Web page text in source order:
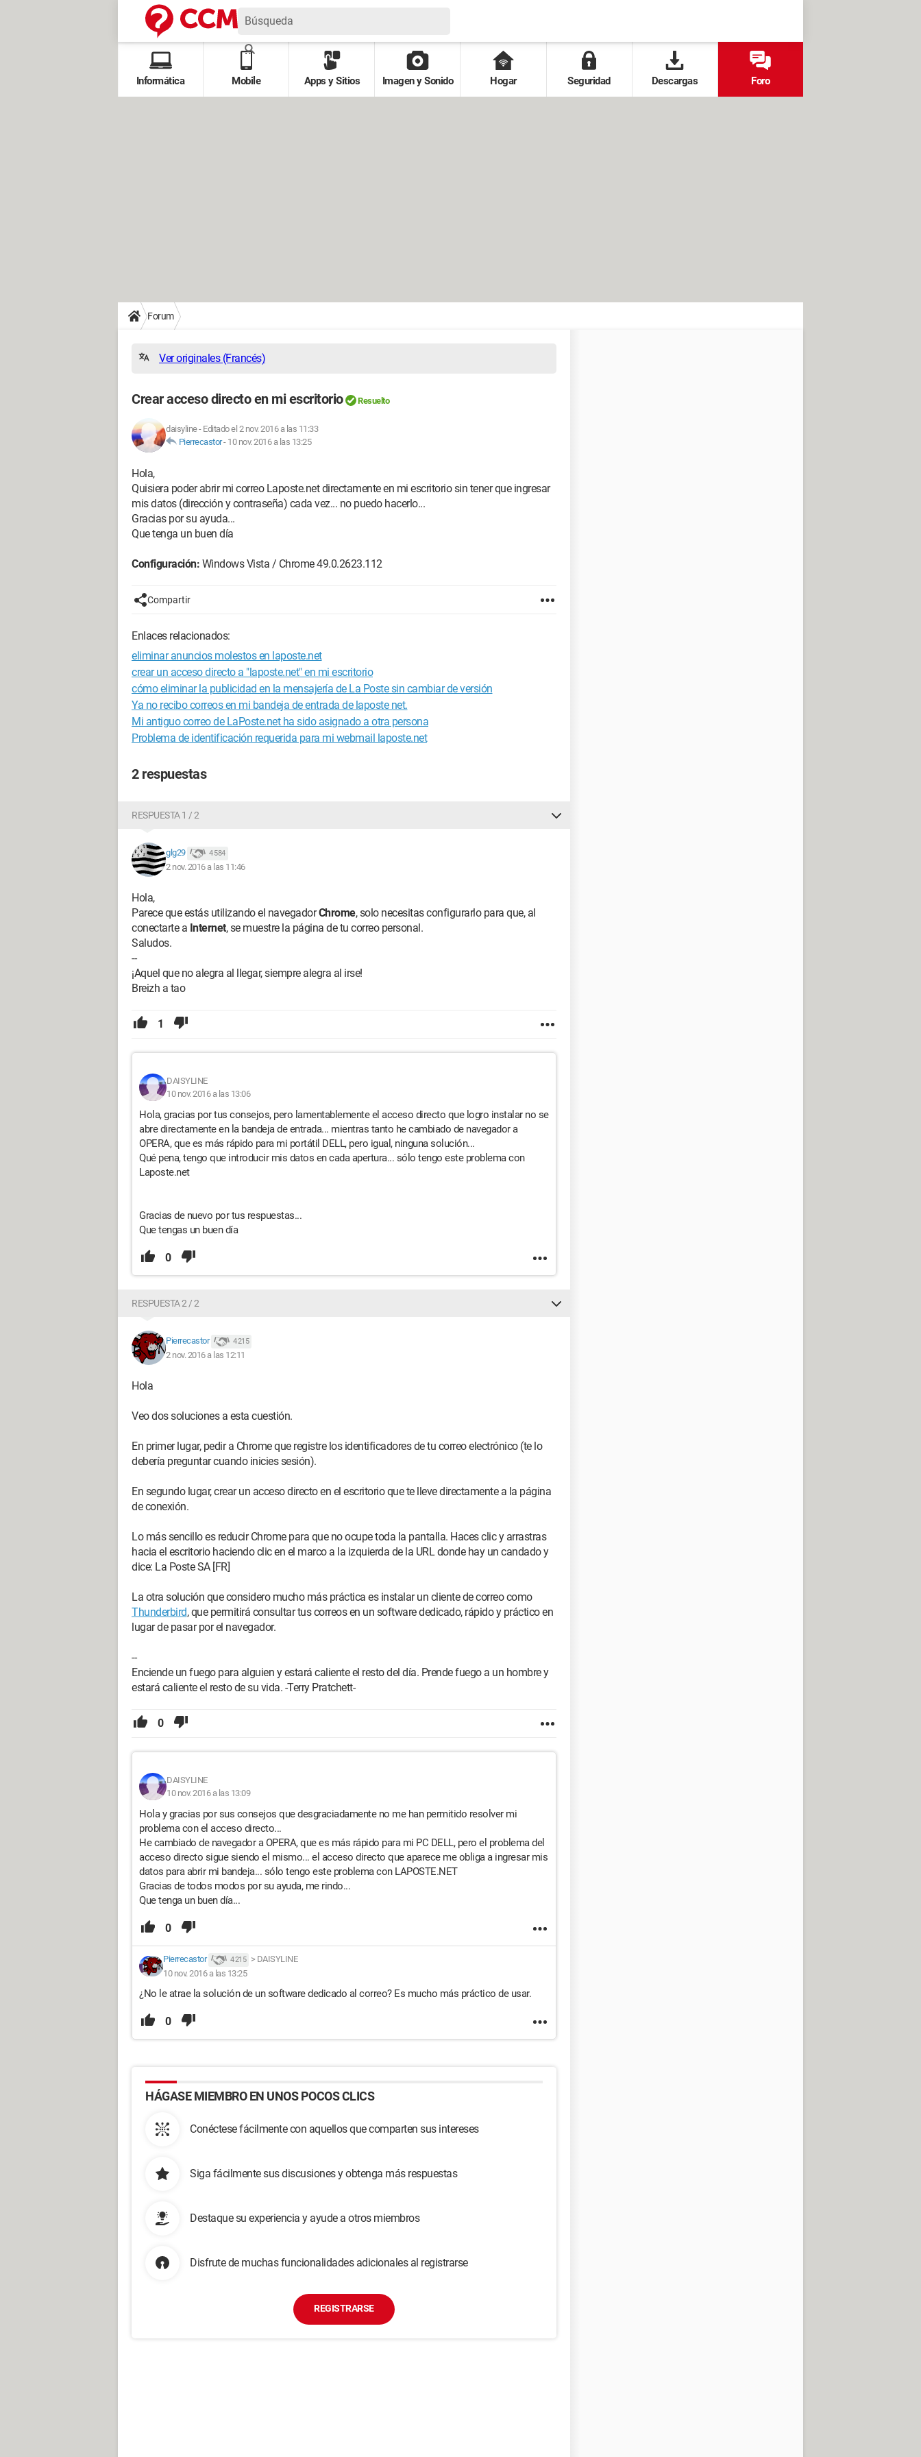
Informática Mobile Apps y Sitios Imagen y Sonido Hogar Seguridad Descargas Foro
Forum
Ver originales (Francés)
Crear acceso directo en mi escritorio Resuelto
daisyline- Editado el 2 nov. 2016 a las 11:33
Pierrecastor- 10 nov. 2016 a las 13:25
Hola,
Quisiera poder abrir mi correo Laposte.net directamente en mi escritorio sin tener que ingresar
mis datos (dirección y contraseña) cada vez... no puedo hacerlo...
Gracias por su ayuda...
Que tenga un buen día
Configuración: Windows Vista / Chrome 49.0.2623.112
Compartir
Enlaces relacionados:
eliminar anuncios molestos en laposte.net
crear un acceso directo a "laposte.net" en mi escritorio
cómo eliminar la publicidad en la mensajería de La Poste sin cambiar de versión
Ya no recibo correos en mi bandeja de entrada de laposte net.
Mi antiguo correo de LaPoste.net ha sido asignado a otra persona
Problema de identificación requerida para mi webmail laposte.net
2 respuestas
RESPUESTA 1 / 2
glg29 4 584
2 nov. 2016 a las 11:46
Hola,
Parece que estás utilizando el navegadorChrome, solo necesitas configurarlo para que, al
conectarte a Internet, se muestre la página de tu correo personal.
Saludos.
--
¡Aquel que no alegra al llegar, siempre alegra al irse!
Breizh a tao
1
DAISYLINE
10 nov. 2016 a las 13:06
Hola, gracias por tus consejos, pero lamentablemente el acceso directo que logro instalar no se
abre directamente en la bandeja de entrada... mientras tanto he cambiado de navegador a
OPERA, que es más rápido para mi portátil DELL, pero igual, ninguna solución...
Qué pena, tengo que introducir mis datos en cada apertura... sólo tengo este problema con
Laposte.net
Gracias de nuevo por tus respuestas...
Que tengas un buen día
0
RESPUESTA 2 / 2
Pierrecastor 4 215
2 nov. 2016 a las 12:11
Hola
Veo dos soluciones a esta cuestión.
En primer lugar, pedir a Chrome que registre los identificadores de tu correo electrónico (te lo
debería preguntar cuando inicies sesión).
En segundo lugar, crear un acceso directo en el escritorio que te lleve directamente a la página
de conexión.
Lo más sencillo es reducir Chrome para que no ocupe toda la pantalla. Haces clic y arrastras
hacia el escritorio haciendo clic en el marco a la izquierda de la URL donde hay un candado y
dice: La Poste SA [FR]
La otra solución que considero mucho más práctica es instalar un cliente de correo como
Thunderbird, que permitirá consultar tus correos en un software dedicado, rápido y práctico en
lugar de pasar por el navegador.
--
Enciende un fuego para alguien y estará caliente el resto del día. Prende fuego a un hombre y
estará caliente el resto de su vida. -Terry Pratchett-
0
DAISYLINE
10 nov. 2016 a las 13:09
Hola y gracias por sus consejos que desgraciadamente no me han permitido resolver mi
problema con el acceso directo...
He cambiado de navegador a OPERA, que es más rápido para mi PC DELL, pero el problema del
acceso directo sigue siendo el mismo... el acceso directo que aparece me obliga a ingresar mis
datos para abrir mi bandeja... sólo tengo este problema con LAPOSTE.NET
Gracias de todos modos por su ayuda, me rindo...
Que tenga un buen día...
0
Pierrecastor 4 215 > DAISYLINE
10 nov. 2016 a las 13:25
¿No le atrae la solución de un software dedicado al correo? Es mucho más práctico de usar.
0
HÁGASE MIEMBRO EN UNOS POCOS CLICS
Conéctese fácilmente con aquellos que comparten sus intereses
Siga fácilmente sus discusiones y obtenga más respuestas
Destaque su experiencia y ayude a otros miembros
Disfrute de muchas funcionalidades adicionales al registrarse
REGISTRARSE